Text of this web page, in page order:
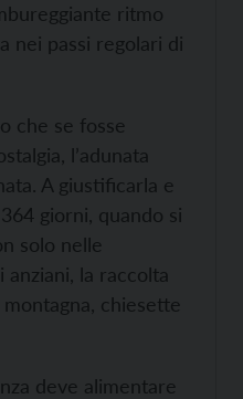
ritmo
nei passi regolari di
che se fosse
l’adunata
A giustificarla e
giorni, quando si
solo nelle
anziani, la raccolta
chiesette
deve alimentare